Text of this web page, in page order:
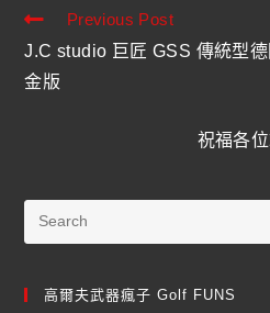
Previous Post
J.C studio 巨匠 GSS 傳統型
金版
祝福各
高爾夫武器瘋子 Golf FUNS